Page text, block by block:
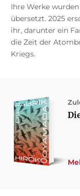
Ihre Werke
übersetzt. 2025
ihr, darunter ein
die Zeit der
Kriegs.